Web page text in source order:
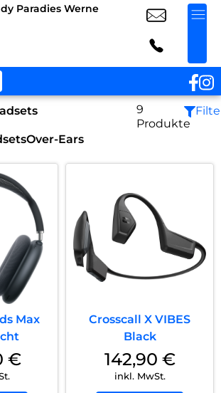
Paradies Werne
Over-Ears
9
Produkte
Max
€
Crosscall X VIBES
Black
142,90 €
inkl. MwSt.